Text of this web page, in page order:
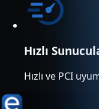
Hızlı
Hızlı ve PCI